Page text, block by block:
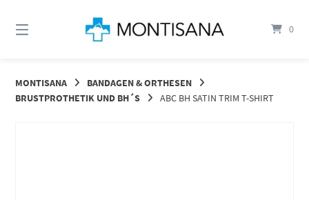
zum
0
MONTISANA
BANDAGEN & ORTHESEN
BRUSTPROTHETIK UND BH´S
ABC BH SATIN TRIM T-SHIRT